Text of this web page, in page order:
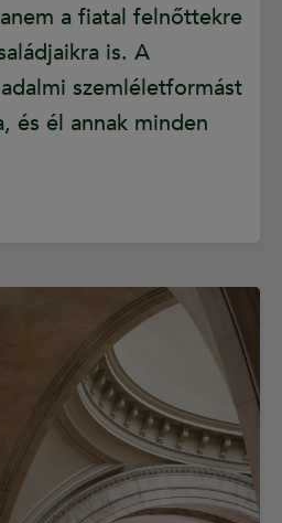
a fiatal felnőttekre
is. A
szemléletformást
és él annak minden